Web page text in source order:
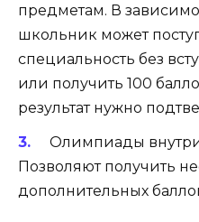
предметам. В
школьник может
специальность без
или получить 100
результат нужно
Олимпиады
Позволяют получить
дополнительных